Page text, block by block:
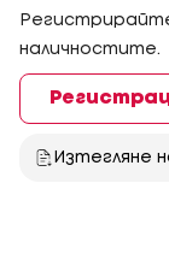
наличностите.
Изтегляне